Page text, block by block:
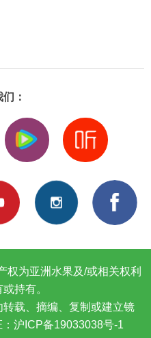
：
权为亚洲水果及/或相关权利
持有。
载、摘编、复制或建立镜
：沪ICP备19033038号-1